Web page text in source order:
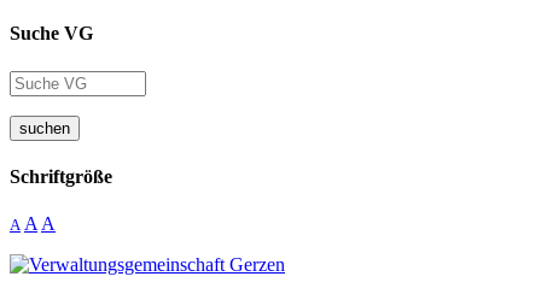
Suche VG
suchen
Schriftgröße
A A A